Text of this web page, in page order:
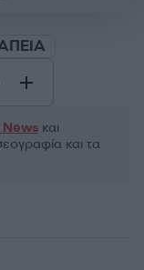
και
και τα